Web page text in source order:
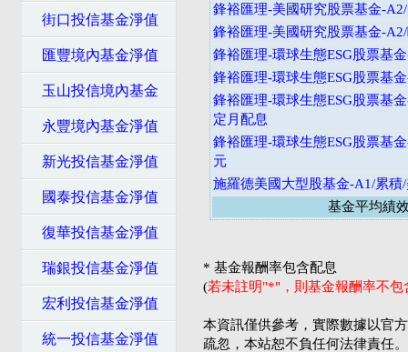
街口投信基金淨值
匯豐境內基金淨值
玉山投信境內基金
永豐境內基金淨值
新光投信基金淨值
國泰投信基金淨值
復華投信基金淨值
瑞銀投信基金淨值
宏利投信基金淨值
統一投信基金淨值
鋒裕匯理-美國研究股票基金-
鋒裕匯理-美國研究股票基金-
鋒裕匯理-環球生態ESG股票基
鋒裕匯理-環球生態ESG股票基
鋒裕匯理-環球生態ESG股票基
定月配息
鋒裕匯理-環球生態ESG股票基
元
施羅德美國大型股基金-A1/累積
基金平均績
* 基金報酬率包含配息
(若未註明"*"，則基金報酬率不
本資訊僅供參考，實際數據以官
疏忽，本站恕不負任何法律責任。